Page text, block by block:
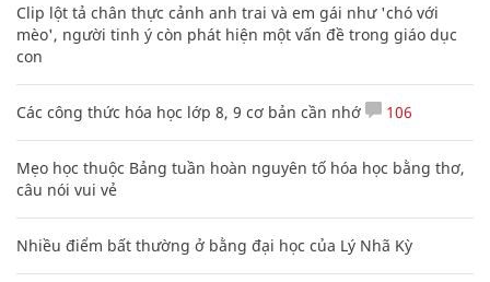
Clip lột tả chân thực cảnh anh trai và em gái như 'chó với
mèo', người tinh ý còn phát hiện một vấn đề trong giáo dục
con
Các công thức hóa học lớp 8, 9 cơ bản cần nhớ 106
Mẹo học thuộc Bảng tuần hoàn nguyên tố hóa học bằng thơ,
câu nói vui vẻ
Nhiều điểm bất thường ở bằng đại học của Lý Nhã Kỳ